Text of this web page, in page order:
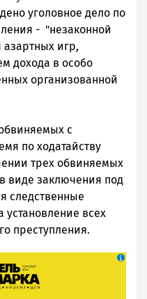
уголовное дело по
- "незаконной
игр,
дохода в особо
организованной
с
по ходатайству
трех обвиняемых
виде заключения под
следственные
всех
преступления.